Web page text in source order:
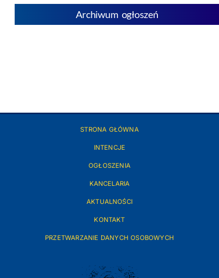
Archiwum ogłoszeń
STRONA GŁÓWNA
INTENCJE
OGŁOSZENIA
KANCELARIA
AKTUALNOŚCI
KONTAKT
PRZETWARZANIE DANYCH OSOBOWYCH